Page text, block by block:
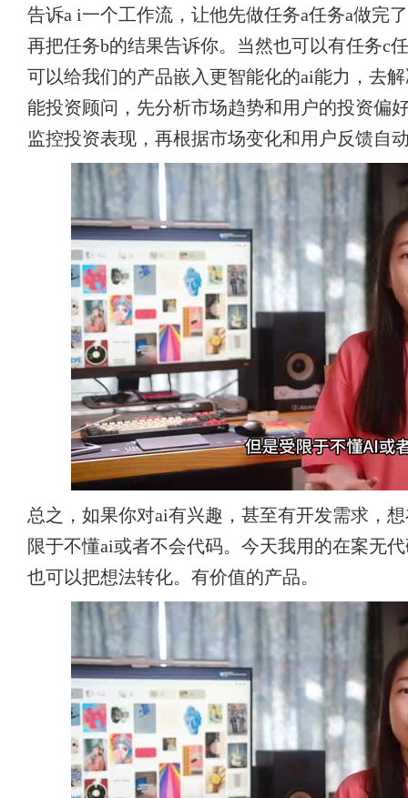
告诉a i一个工作流，让他先做任务a任务a做完
再把任务b的结果告诉你。当然也可以有任务c
可以给我们的产品嵌入更智能化的ai能力，去
能投资顾问，先分析市场趋势和用户的投资偏
监控投资表现，再根据市场变化和用户反馈自
总之，如果你对ai有兴趣，甚至有开发需求，
限于不懂ai或者不会代码。今天我用的在案无
也可以把想法转化。有价值的产品。